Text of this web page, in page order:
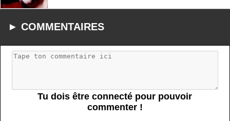
► COMMENTAIRES
Tu dois être connecté pour pouvoir
commenter !